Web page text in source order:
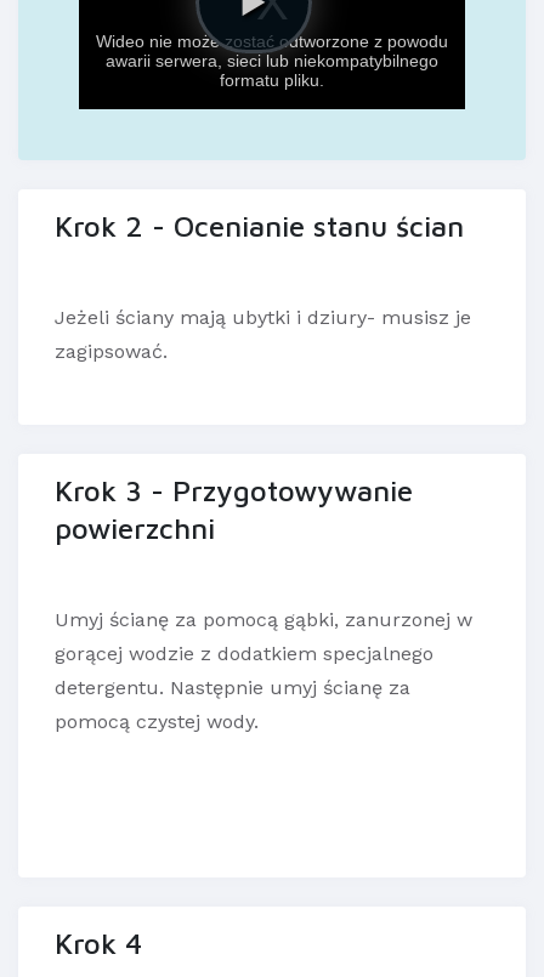
Krok 2 - Ocenianie stanu ścian
Jeżeli ściany mają ubytki i dziury- musisz je
zagipsować.
Krok 3 - Przygotowywanie
powierzchni
Umyj ścianę za pomocą gąbki, zanurzonej w
gorącej wodzie z dodatkiem specjalnego
detergentu. Następnie umyj ścianę za
pomocą czystej wody.
Krok 4